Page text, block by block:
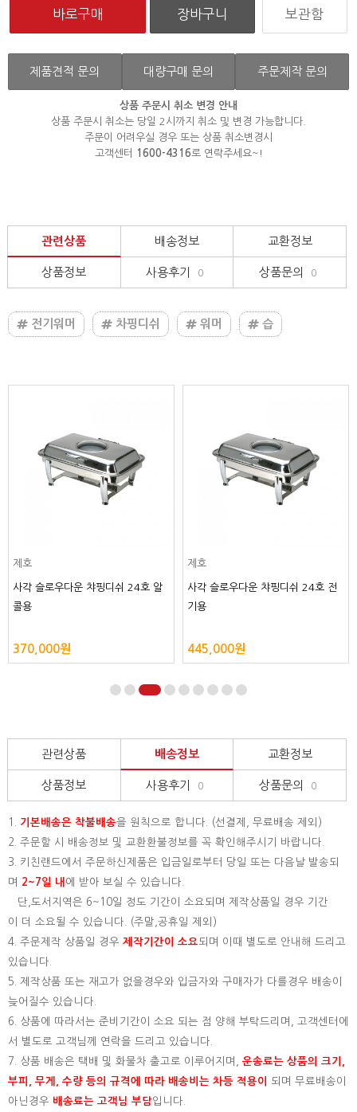
보관함
제품견적 문의 대량구매 문의 주문제작 문의
상품 주문시 취소 변경 안내
상품 주문시 취소는 당일 2시까지 취소 및 변경 가능합니다.
주문이 어려우실 경우 또는 상품 취소변경시
고객센터
1600-4316로 연락주세요~!
관련상품 배송정보 교환정보
상품정보 사용후기 0 상품문의 0
전기워머 차핑디쉬 워머 습
제호
사각 슬로우다운 챠핑디쉬 24호 알
콜용
370,000원
제호
사각 슬로우다운 챠핑디쉬 24호 전
기용
445,000원
관련상품 배송정보 교환정보
상품정보 사용후기 0 상품문의 0
1. 기본배송은 착불배송을 원칙으로 합니다. (선결제, 무료배송 제외)
2. 주문할 시 배송정보 및 교환환불정보를 꼭 확인해주시기 바랍니다.
3. 키친랜드에서 주문하신제품은 입금일로부터 당일 또는 다음날 발송되
며
2~7일 내 에 받아 보실 수 있습니다.
단,도서지역은 6~10일 정도 기간이 소요되며 제작상품일 경우 기간
이 더 소요될 수 있습니다. (주말,공휴일 제외)
4. 주문제작 상품일 경우 제작기간이 소요되며 이때 별도로 안내해 드리고
있습니다.
5. 제작상품 또는 재고가 없을경우와 입금자와 구매자가 다를경우 배송이
늦어질수 있습니다.
6. 상품에 따라서는 준비기간이 소요 되는 점 양해 부탁드리며, 고객센터에
서 별도로 고객님께 연락을 드리고 있습니다.
7. 상품 배송은 택배 및 화물차 출고로 이루어지며, 운송료는 상품의 크기,
부피, 무게, 수량 등의 규격에 따라 배송비는 차등 적용이
되며 무료배송이
아닌경우 배송료는 고객님 부담입니다.